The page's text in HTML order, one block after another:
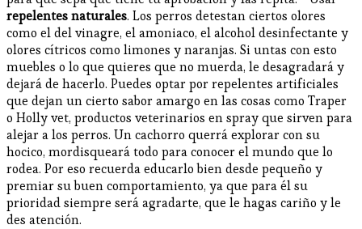
repelentes naturales. Los perros detestan ciertos olores
como el del vinagre, el amoniaco, el alcohol desinfectante y
olores cítricos como limones y naranjas. Si untas con esto
muebles o lo que quieres que no muerda, le desagradará y
dejará de hacerlo. Puedes optar por repelentes artificiales
que dejan un cierto sabor amargo en las cosas como Traper
o Holly vet, productos veterinarios en spray que sirven para
alejar a los perros. Un cachorro querrá explorar con su
hocico, mordisqueará todo para conocer el mundo que lo
rodea. Por eso recuerda educarlo bien desde pequeño y
premiar su buen comportamiento, ya que para él su
prioridad siempre será agradarte, que le hagas cariño y le
des atención.